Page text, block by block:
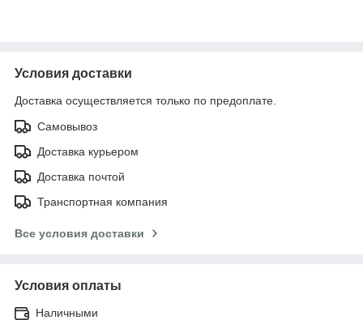
Условия доставки
Доставка осуществляется только по предоплате.
Самовывоз
Доставка курьером
Доставка почтой
Транспортная компания
Все условия доставки
Условия оплаты
Наличными